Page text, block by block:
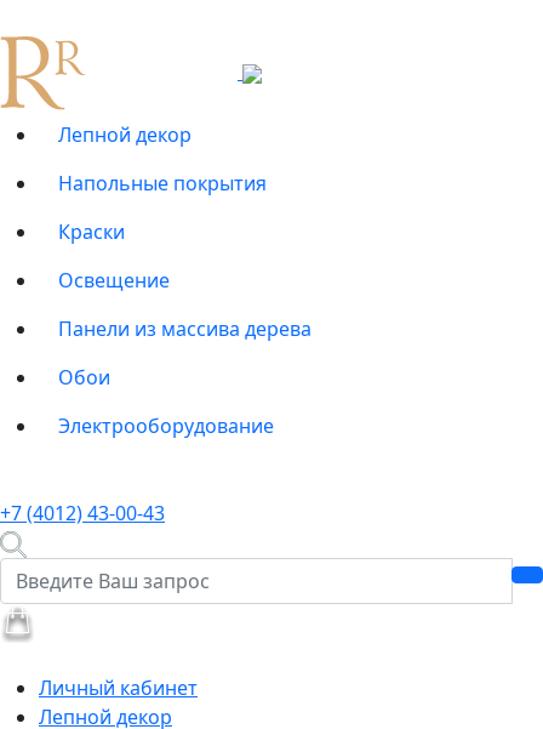
Лепной декор
Напольные покрытия
Краски
Освещение
Панели из массива дерева
Обои
Электрооборудование
+7 (4012) 43-00-43
Личный кабинет
Лепной декор